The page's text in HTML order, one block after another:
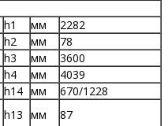
h1 мм
2282
h2 мм
78
h3 мм
3600
h4 мм
4039
h14 мм
670/1228
h13 мм 87